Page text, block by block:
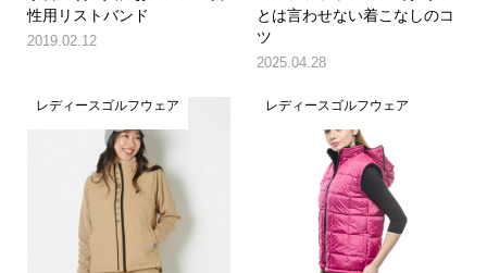
性用リストバンド
2019.02.12
とは言わせない着こなしのコ
ツ
2025.04.28
レディースゴルフウェア レディースゴルフウェア